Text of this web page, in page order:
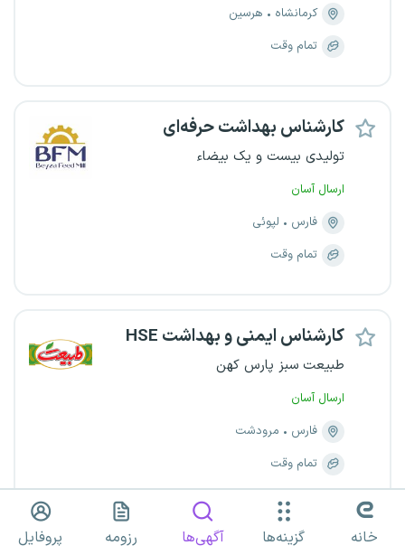
کرمانشاه
هرسین
تمام وقت
کارشناس بهداشت حرفه‌ای
تولیدی بیست و یک بیضاء
ارسال آسان
فارس
لپوئی
تمام وقت
کارشناس ایمنی و بهداشت HSE
طبیعت سبز پارس کهن
ارسال آسان
فارس
مرودشت
تمام وقت
خانه گزینه‌ها آگهی‌ها رزومه پروفایل